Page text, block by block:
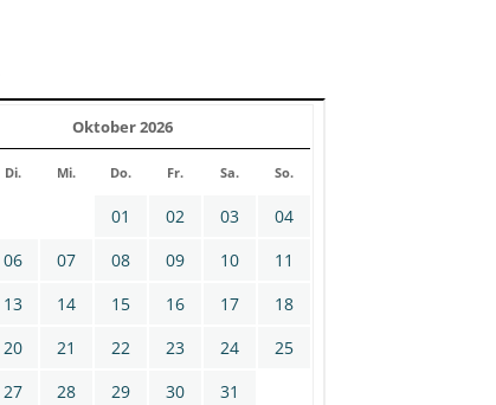
Oktober 2026
Di. Mi. Do. Fr. Sa. So.
01 02 03
04
06 07 08 09 10
11
13 14 15 16 17
18
20 21 22 23 24
25
27 28 29 30 31